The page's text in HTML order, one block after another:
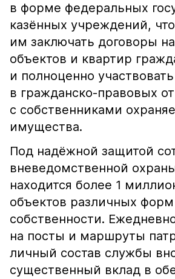
в форме федеральных
казённых учреждений,
им заключать договоры
объектов и квартир
и полноценно участвовать
в гражданско-правовых
с собственниками
имущества.
Под надёжной защитой
вневедомственной
находится более 1
объектов различных форм
собственности.
на посты и маршруты
личный состав службы
существенный вклад в